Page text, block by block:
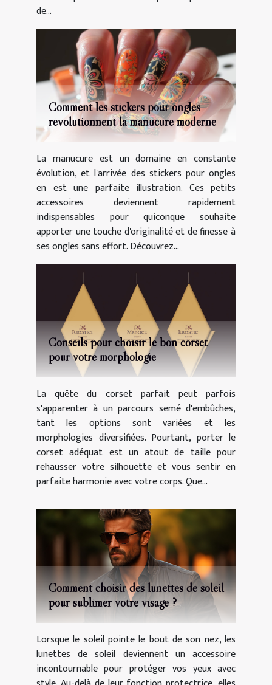
de...
Comment les stickers pour ongles
révolutionnent la manucure moderne
La manucure est un domaine en constante
évolution, et l'arrivée des stickers pour ongles
en est une parfaite illustration. Ces petits
accessoires deviennent rapidement
indispensables pour quiconque souhaite
apporter une touche d'originalité et de finesse à
ses ongles sans effort. Découvrez...
Conseils pour choisir le bon corset
pour votre morphologie
La quête du corset parfait peut parfois
s'apparenter à un parcours semé d'embûches,
tant les options sont variées et les
morphologies diversifiées. Pourtant, porter le
corset adéquat est un atout de taille pour
rehausser votre silhouette et vous sentir en
parfaite harmonie avec votre corps. Que...
Comment choisir des lunettes de soleil
pour sublimer votre visage ?
Lorsque le soleil pointe le bout de son nez, les
lunettes de soleil deviennent un accessoire
incontournable pour protéger vos yeux avec